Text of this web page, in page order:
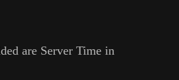
are Server Time in